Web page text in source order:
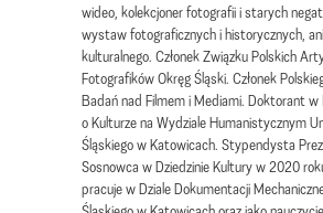
wideo, kolekcjoner fotografii i starych
wystaw fotograficznych i historycznych,
kulturalnego. Członek Związku Polskich
Fotografików Okręg Śląski. Członek
Badań nad Filmem i Mediami. Doktorant
o Kulturze na Wydziale Humanistycznym
Śląskiego w Katowicach. Stypendysta
Sosnowca w Dziedzinie Kultury w 2020
pracuje w Dziale Dokumentacji